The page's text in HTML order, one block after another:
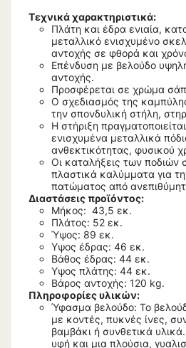
Τεχνικά χαρακτηριστικά:
Πλάτη και έδρα ενιαία,
μεταλλικό ενισχυμένο
αντοχής σε φθορά και
Επένδυση με βελούδο
αντοχής.
Προσφέρεται σε χρώμα
Ο σχεδιασμός της
την σπονδυλική στήλη,
Η στήριξη
ενισχυμένα μεταλλικά
ανθεκτικότητας, φυσικού
Οι καταλήξεις των ποδιών
πλαστικά καλύμματα για
πατώματος από
Διαστάσεις προϊόντος:
Μήκος: 43,5 εκ.
Πλάτος: 52 εκ.
Ύψος: 89 εκ.
Υψος έδρας: 46 εκ.
Βάθος έδρας: 44 εκ.
Υψος πλάτης: 44 εκ.
Βάρος αντοχής: 120 kg.
Πληροφορίες υλικών:
Ύφασμα βελούδο: Το
με κοντές, πυκνές ίνες,
βαμβάκι ή συνθετικά
υφή και μια πλούσια,